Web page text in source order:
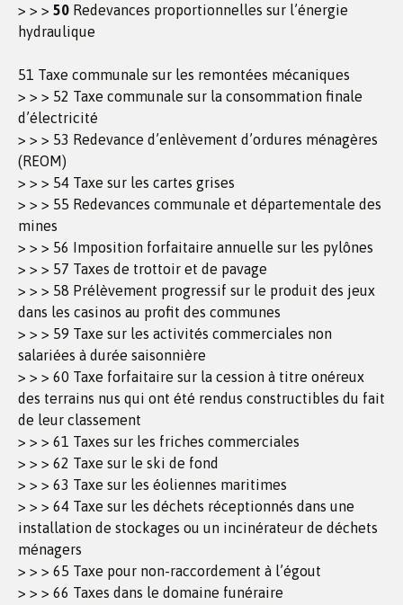
> > > 50 Redevances proportionnelles sur l’énergie
hydraulique
51 Taxe communale sur les remontées mécaniques
> > > 52 Taxe communale sur la consommation finale
d’électricité
> > > 53 Redevance d’enlèvement d’ordures ménagères
(REOM)
> > > 54 Taxe sur les cartes grises
> > > 55 Redevances communale et départementale des
mines
> > > 56 Imposition forfaitaire annuelle sur les pylônes
> > > 57 Taxes de trottoir et de pavage
> > > 58 Prélèvement progressif sur le produit des jeux
dans les casinos au profit des communes
> > > 59 Taxe sur les activités commerciales non
salariées à durée saisonnière
> > > 60 Taxe forfaitaire sur la cession à titre onéreux
des terrains nus qui ont été rendus constructibles du fait
de leur classement
> > > 61 Taxes sur les friches commerciales
> > > 62 Taxe sur le ski de fond
> > > 63 Taxe sur les éoliennes maritimes
> > > 64 Taxe sur les déchets réceptionnés dans une
installation de stockages ou un incinérateur de déchets
ménagers
> > > 65 Taxe pour non-raccordement à l’égout
> > > 66 Taxes dans le domaine funéraire